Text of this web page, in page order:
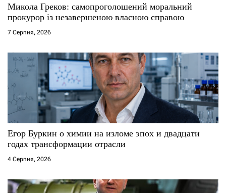
Микола Греков: самопроголошений моральний
прокурор із незавершеною власною справою
7 Серпня, 2026
Егор Буркин о химии на изломе эпох и двадцати
годах трансформации отрасли
4 Серпня, 2026